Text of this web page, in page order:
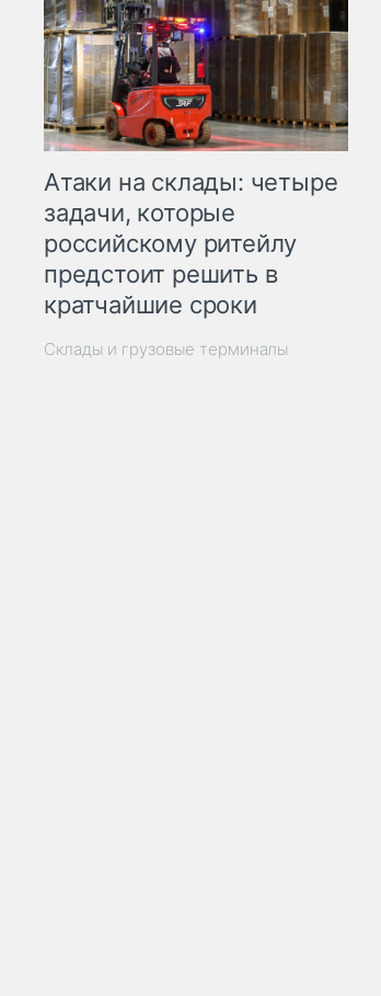
Атаки на склады: четыре
задачи, которые
российскому ритейлу
предстоит решить в
кратчайшие сроки
Склады и грузовые терминалы